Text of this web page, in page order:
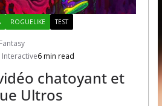
ROGUELIKE TEST
6 min read
chatoyant et
Ultros